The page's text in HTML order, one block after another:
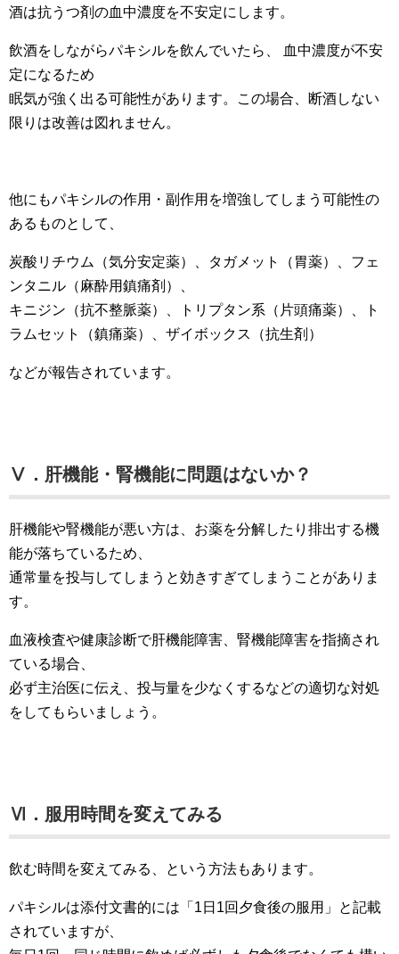
酒は抗うつ剤の血中濃度を不安定にします。
飲酒をしながらパキシルを飲んでいたら、 血中濃度が不安
定になるため
眠気が強く出る可能性があります。この場合、断酒しない
限りは改善は図れません。
他にもパキシルの作用・副作用を増強してしまう可能性の
あるものとして、
炭酸リチウム（気分安定薬）、タガメット（胃薬）、フェ
ンタニル（麻酔用鎮痛剤）、
キニジン（抗不整脈薬）、トリプタン系（片頭痛薬）、ト
ラムセット（鎮痛薬）、ザイボックス（抗生剤）
などが報告されています。
Ⅴ．肝機能・腎機能に問題はないか？
肝機能や腎機能が悪い方は、お薬を分解したり排出する機
能が落ちているため、
通常量を投与してしまうと効きすぎてしまうことがありま
す。
血液検査や健康診断で肝機能障害、腎機能障害を指摘され
ている場合、
必ず主治医に伝え、投与量を少なくするなどの適切な対処
をしてもらいましょう。
Ⅵ．服用時間を変えてみる
飲む時間を変えてみる、という方法もあります。
パキシルは添付文書的には「1日1回夕食後の服用」と記載
されていますが、